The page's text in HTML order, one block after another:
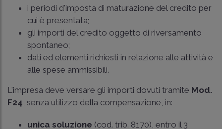
i periodi d'imposta di maturazione del credito per
cui è presentata;
gli importi del credito oggetto di riversamento
spontaneo;
dati ed elementi richiesti in relazione alle attività e
alle spese ammissibili.
L'impresa deve versare gli importi dovuti tramite Mod.
F24 , senza utilizzo della compensazione, in:
unica soluzione (cod. trib. 8170), entro il 3